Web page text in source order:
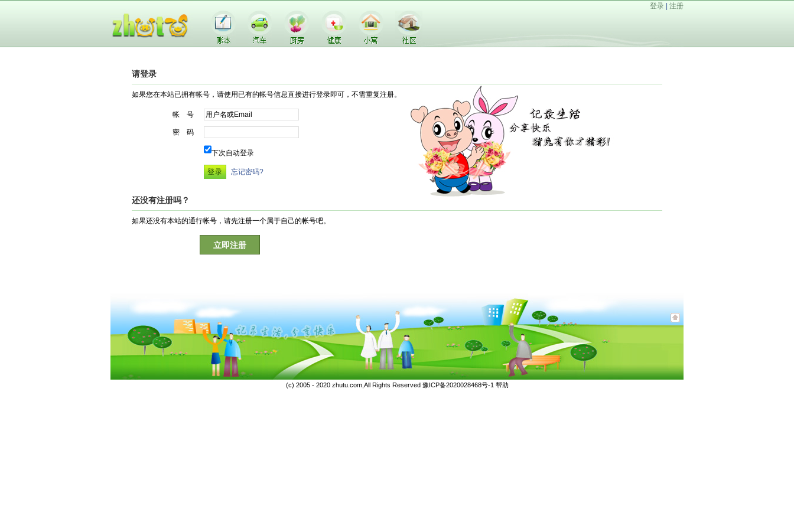
登录 注册
请登录
如果您在本站已拥有帐号，请使用已有的帐号信息直接进行登录即可，不需重复注册。
帐 号
密 码
下次自动登录
忘记密码?
还没有注册吗？
如果还没有本站的通行帐号，请先注册一个属于自己的帐号吧。
立即注册
(c) 2005 - 2020 zhutu.com,All Rights Reserved 豫ICP备2020028468号-1 帮助